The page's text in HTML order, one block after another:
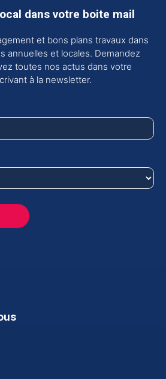
dans votre boite mail
et bons plans travaux dans
annuelles et locales. Demandez
toutes nos actus dans votre
à la newsletter.